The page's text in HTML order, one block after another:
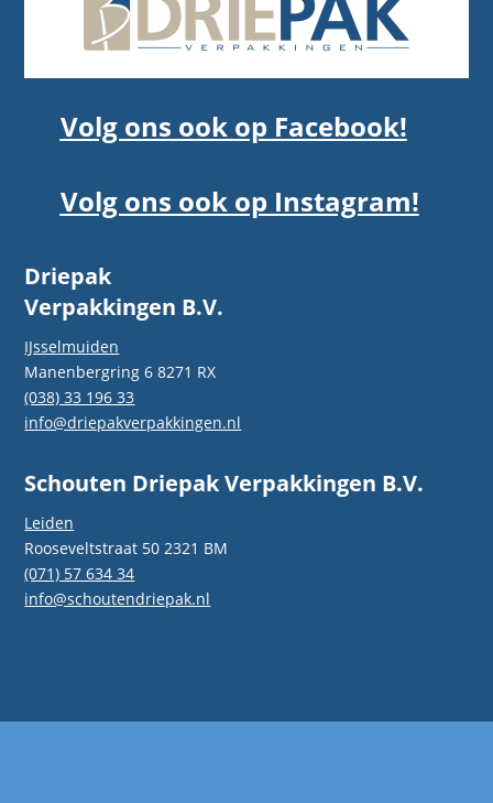
Volg ons ook op Facebook!
Volg ons ook op Instagram!
Driepak
Verpakkingen B.V.
IJsselmuiden
Manenbergring 6 8271 RX
(038) 33 196 33
info@driepakverpakkingen.nl
Schouten Driepak Verpakkingen B.V.
Leiden
Rooseveltstraat 50 2321 BM
(071) 57 634 34
info@schoutendriepak.nl